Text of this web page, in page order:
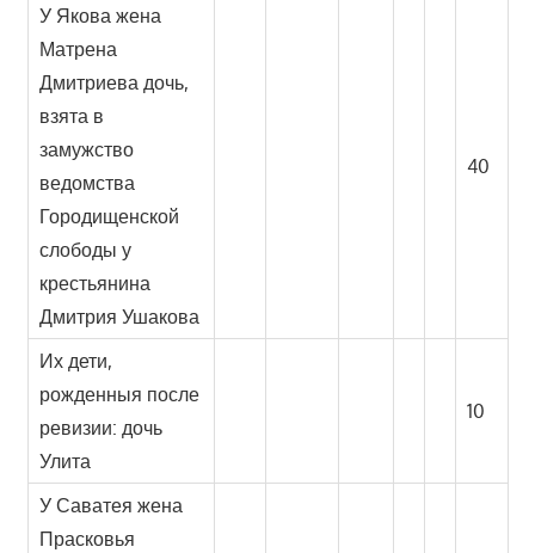
У Якова жена
Матрена
Дмитриева дочь,
взята в
замужство
ведомства
Городищенской
слободы у
крестьянина
Дмитрия Ушакова
40
Их дети,
рожденныя после
ревизии: дочь
Улита
10
У Саватея жена
Прасковья